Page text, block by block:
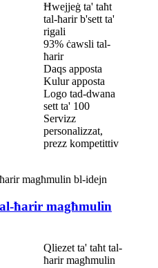
Ħwejjeġ ta' taħt
tal-ħarir b'sett ta'
rigali
93% ċawsli tal-
ħarir
Daqs apposta
Kulur apposta
Logo tad-dwana
sett ta' 100
Servizz
personalizzat,
prezz kompetittiv
ħarir magħmulin
Qliezet ta' taħt tal-
ħarir magħmulin